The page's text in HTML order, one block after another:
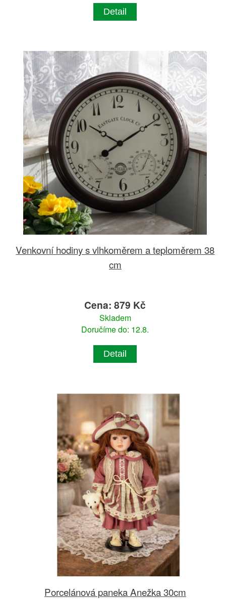
Detail
Venkovní hodiny s vlhkoměrem a teploměrem 38
cm
Cena: 879 Kč
Skladem
Doručíme do: 12.8.
Detail
Porcelánová paneka Anežka 30cm